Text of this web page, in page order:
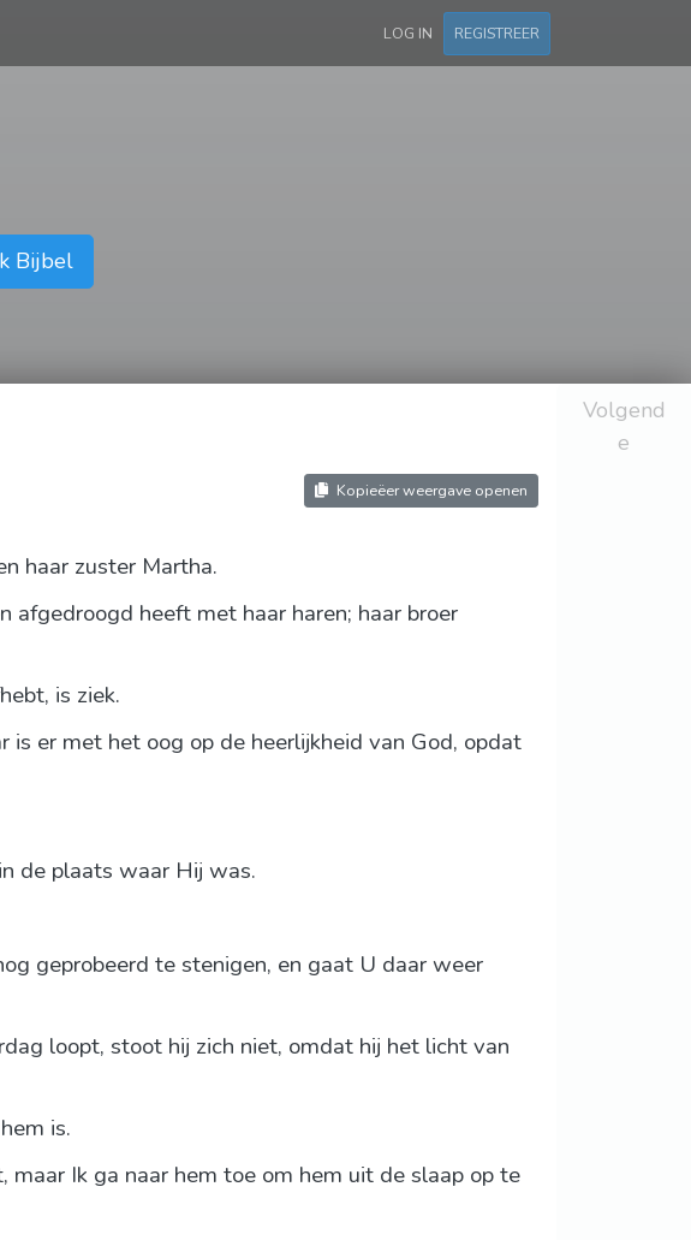
LOG IN REGISTREER
Bijbel
Kopieëer weergave openen
haar zuster Martha.
heeft met haar haren; haar broer
is ziek.
is er met het oog op de heerlijkheid van God, opdat
de plaats waar Hij was.
geprobeerd te stenigen, en gaat U daar weer
loopt, stoot hij zich niet, omdat hij het licht van
is.
maar Ik ga naar hem toe om hem uit de slaap op te
Volgend
e